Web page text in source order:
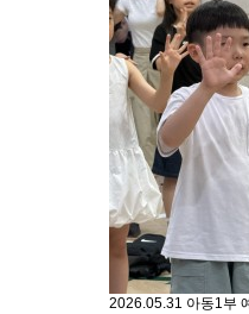
2026.05.31 아동1부